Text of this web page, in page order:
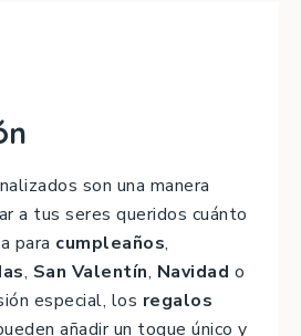
son una manera
a tus seres queridos cuánto
para cumpleaños,
, San Valentín, Navidad o
especial, los regalos
añadir un toque único y